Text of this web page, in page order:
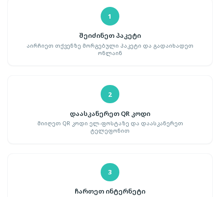
1
შეიძინეთ პაკეტი
აირჩიეთ თქვენზე მორგებული პაკეტი და გადაიხადეთ
ონლაინ
2
დაასკანერეთ QR კოდი
მიიღეთ QR კოდი ელ-ფოსტაზე და დაასკანერეთ
ტელეფონით
3
ჩართეთ ინტერნეტი